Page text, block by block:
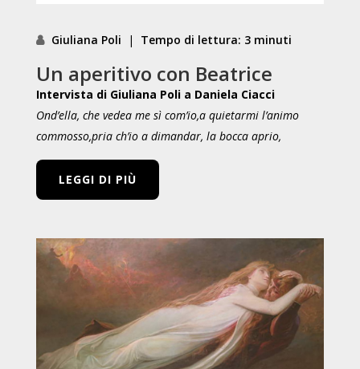
Giuliana Poli | Tempo di lettura: 3 minuti
Un aperitivo con Beatrice
Intervista di Giuliana Poli a Daniela Ciacci
Ond’ella, che vedea me sì com’io,a quietarmi l’animo
commosso,pria ch’io a dimandar, la bocca aprio,
LEGGI DI PIÙ